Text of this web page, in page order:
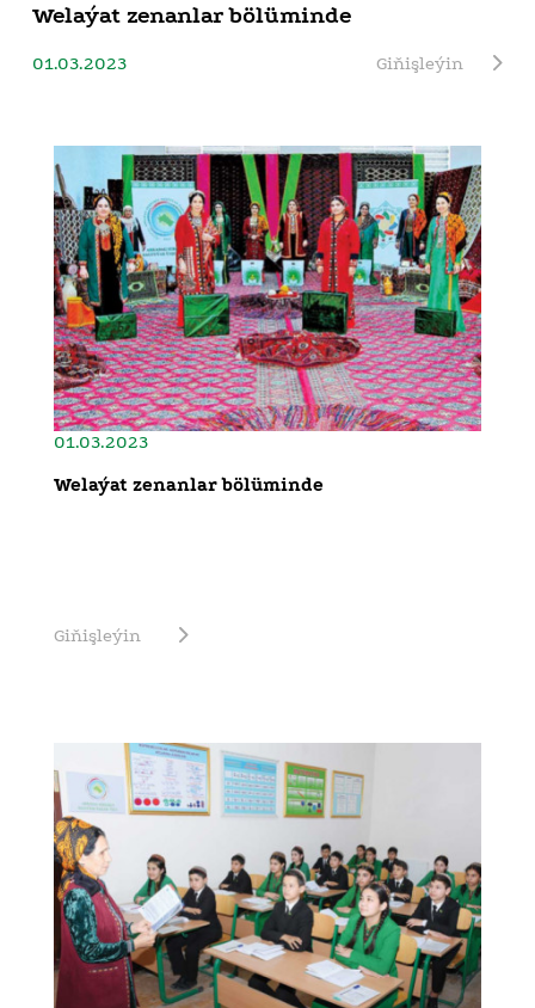
Welaýat zenanlar bölüminde
01.03.2023 Giňişleýin
01.03.2023
Welaýat zenanlar bölüminde
Giňişleýin